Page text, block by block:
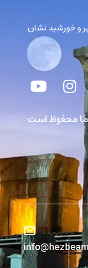
و خورشید نشان
محفوظ است